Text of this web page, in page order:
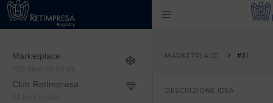
Marketplace
Club RetImpresa
MARKETPLACE #31
DESCRIZIONE IDEA